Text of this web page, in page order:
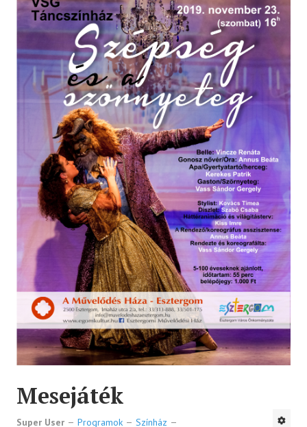
Mesejáték
Super User Programok Színház